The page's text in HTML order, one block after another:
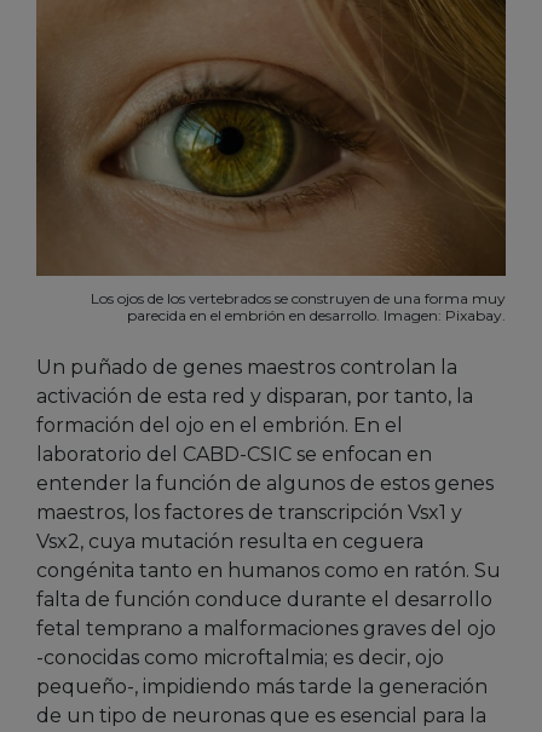
Los ojos de los vertebrados se construyen de una forma muy
parecida en el embrión en desarrollo. Imagen: Pixabay.
Un puñado de genes maestros controlan la
activación de esta red y disparan, por tanto, la
formación del ojo en el embrión. En el
laboratorio del CABD-CSIC se enfocan en
entender la función de algunos de estos genes
maestros, los factores de transcripción Vsx1 y
Vsx2, cuya mutación resulta en ceguera
congénita tanto en humanos como en ratón. Su
falta de función conduce durante el desarrollo
fetal temprano a malformaciones graves del ojo
-conocidas como microftalmia; es decir, ojo
pequeño-, impidiendo más tarde la generación
de un tipo de neuronas que es esencial para la